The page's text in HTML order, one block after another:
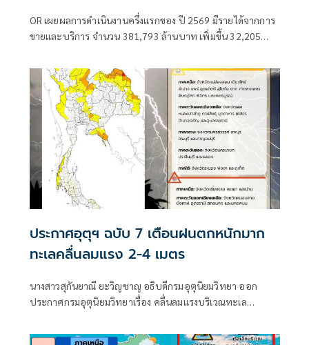
OR เผยผลการดำเนินงานครึ่งแรกของ ปี 2569 มีรายได้จากการ
ขายและบริการ จำนวน 381,793 ล้านบาท เพิ่มขึ้น 32,205
หน้า ย้ำเติบโตในทุกกลุ่มธุรกิจ และยังคงเดินหน้าขยายธุรกิจ EV
และธุรกิจ Lifestyle ท่ามกลางความผันผวน
ประกาศอุตุฯ ฉบับ 7 เตือนฝนตกหนักมาก
ทะเลคลื่นลมแรง 2-4 เมตร
นางสาวสุกันยาณี ยะวิญชาญ อธิบดีกรมอุตุนิยมวิทยา ออก
ประกาศกรมอุตุนิยมวิทยาเรื่อง คลื่นลมแรงบริเวณทะเล
มากบริเวณประเทศไทย